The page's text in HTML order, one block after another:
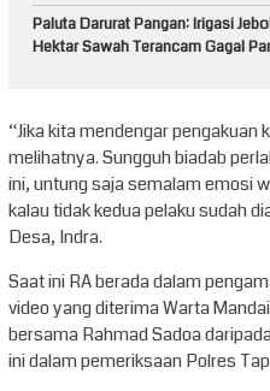
Paluta Darurat Pangan: Irigasi
Hektar Sawah Terancam Gagal
“Jika kita mendengar
melihatnya. Sungguh biadab
ini, untung saja semalam emosi
kalau tidak kedua pelaku sudah
Desa, Indra.
Saat ini RA berada dalam
video yang diterima Warta
bersama Rahmad Sadoa
ini dalam pemeriksaan Polres